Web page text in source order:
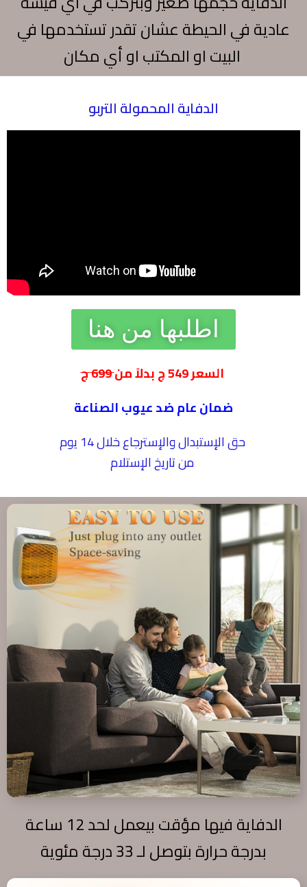
عادية في الحيطة عشان تقدر تستخدمها في
الدفاية المحمولة التربو
اطلبها من هنا
السعر 549 ج بدلاً من
699 ج
ضمان عام ضد عيوب الصناعة
حق الإستبدال والإسترجاع خلال 14 يوم
الدفاية فيها مؤقت بيعمل لحد 12 ساعة
بدرجة حرارة بتوصل لـ 33 درجة مئوية